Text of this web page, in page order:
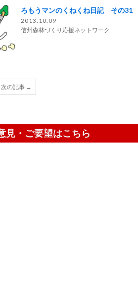
ろもうマンのくねくね日記 その31
2013.10.09
信州森林づくり応援ネットワーク
次の記事 →
見・ご要望はこちら